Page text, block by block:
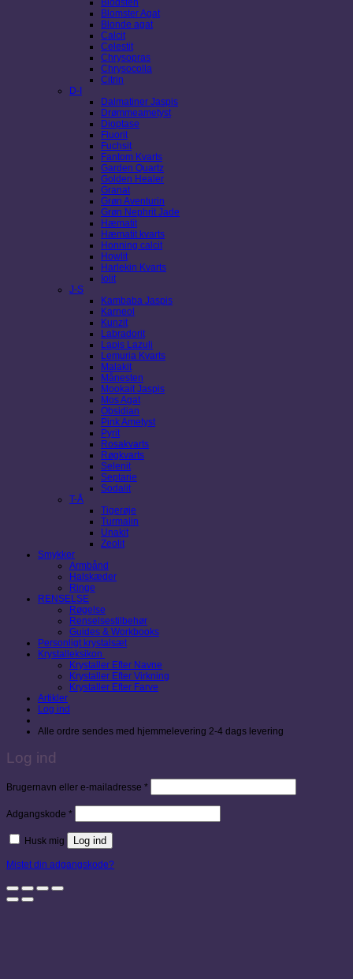
Blodsten
Blomster Agat
Blonde agat
Calcit
Celestit
Chrysopras
Chrysocolla
Citrin
D-I
Dalmatiner Jaspis
Drømmeametyst
Dioptase
Fluorit
Fuchsit
Fantom Kvarts
Garden Quartz
Golden Healer
Granat
Grøn Aventurin
Grøn Nephrit Jade
Hæmatit
Hæmatit kvarts
Honning calcit
Howlit
Harlekin Kvarts
Iolit
J-S
Kambaba Jaspis
Karneol
Kunzit
Labradorit
Lapis Lazuli
Lemuria Kvarts
Malakit
Månesten
Mookait Jaspis
Mos Agat
Obsidian
Pink Ametyst
Pyrit
Rosakvarts
Røgkvarts
Selenit
Septarie
Sodalit
T-Å
Tigerøje
Turmalin
Unakit
Zeolit
Smykker
Armbånd
Halskæder
Ringe
RENSELSE
Røgelse
Renselsestilbehør
Guides & Workbooks
Personligt krystalsæt
Krystalleksikon
Krystaller Efter Navne
Krystaller Efter Virkning
Krystaller Efter Farve
Artikler
Log ind
Alle ordre sendes med hjemmelevering 2-4 dags levering
Log ind
Brugernavn eller e-mailadresse *Påkrævet
Adgangskode *Påkrævet
Husk mig Log ind
Mistet din adgangskode?